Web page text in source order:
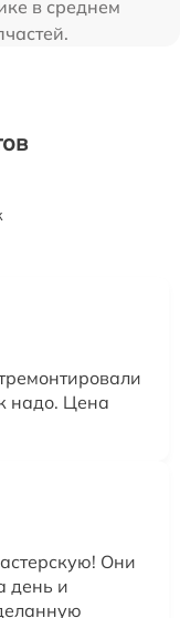
в среднем
надо. Цена
Они
день и